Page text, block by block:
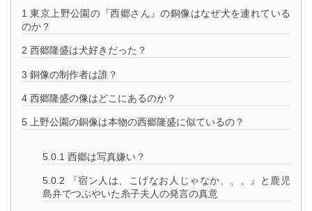
1 東京上野公園の『西郷さん』の銅像はなぜ犬を連れている
のか？
2 西郷隆盛は犬好きだった？
3 銅像の制作者は誰？
4 西郷隆盛の像はどこにあるのか？
5 上野公園の銅像は本物の西郷隆盛に似ているの？
5.0.1 西郷は写真嫌い？
5.0.2 『宿ン人は、こげなお人じゃなか、、、』と鹿児
島弁でつぶやいた糸子夫人の発言の真意